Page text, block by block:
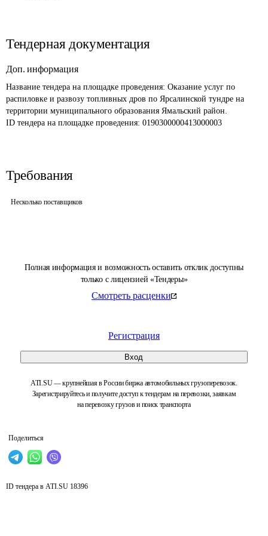
Полная информация и возможность оставить отклик доступны
только с лицензией «Тендеры»
Смотреть расценки
Регистрация
Вход
ATI.SU — крупнейшая в России биржа автомобильных грузоперевозок.
Зарегистрируйтесь и получите доступ к тендерам на перевозки, заявкам
на перевозку грузов и поиск транспорта
Поделиться
Тендерная документация
Доп. информация
Название тендера на площадке проведения: Оказание услуг по
распиловке и развозу топливных дров по Ярсалинской тундре на
территории муниципального образования Ямальский район.
ID тендера на площадке проведения: 0190300000413000003
Требования
Несколько поставщиков
ID тендера в ATI.SU 18396